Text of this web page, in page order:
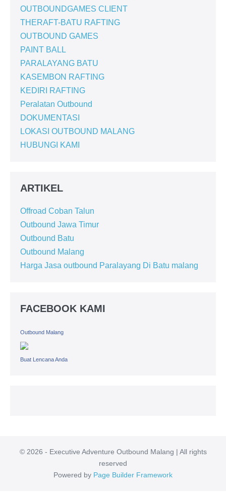
OUTBOUNDGAMES CLIENT
THERAFT-BATU RAFTING
OUTBOUND GAMES
PAINT BALL
PARALAYANG BATU
KASEMBON RAFTING
KEDIRI RAFTING
Peralatan Outbound
DOKUMENTASI
LOKASI OUTBOUND MALANG
HUBUNGI KAMI
ARTIKEL
Offroad Coban Talun
Outbound Jawa Timur
Outbound Batu
Outbound Malang
Harga Jasa outbound Paralayang Di Batu malang
FACEBOOK KAMI
Outbound Malang
Buat Lencana Anda
© 2026 - Executive Adventure Outbound Malang | All rights
reserved
Powered by Page Builder Framework